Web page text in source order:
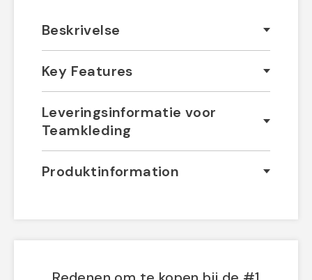
Beskrivelse
Key Features
Leveringsinformatie voor
Teamkleding
Produktinformation